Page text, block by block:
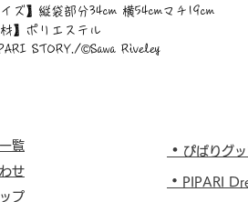
イズ】縦袋部分34cm 横54cmマチ19cm
材】ポリエステル
STORY./©︎Sawa Riveley
覧
せ
プ
・ ぴぱりグ
・ PIPARI